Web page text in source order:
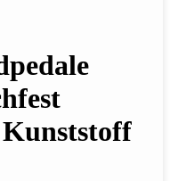
Kunststoff